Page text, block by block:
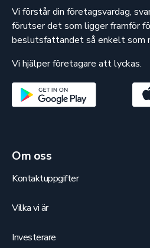
Vi förstår din företagsvardag,
förutser det som ligger framför
beslutsfattandet så enkelt som
Vi hjälper företagare att lyckas.
Om oss
Kontaktuppgifter
Vilka vi är
Investerare